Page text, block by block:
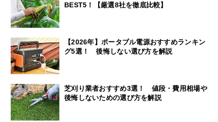
BEST5！【厳選8社を徹底比較】
【2026年】ポータブル電源おすすめランキン
グ5選！ 後悔しない選び方を解説
芝刈り業者おすすめ3選！ 値段・費用相場や
後悔しないための選び方を解説